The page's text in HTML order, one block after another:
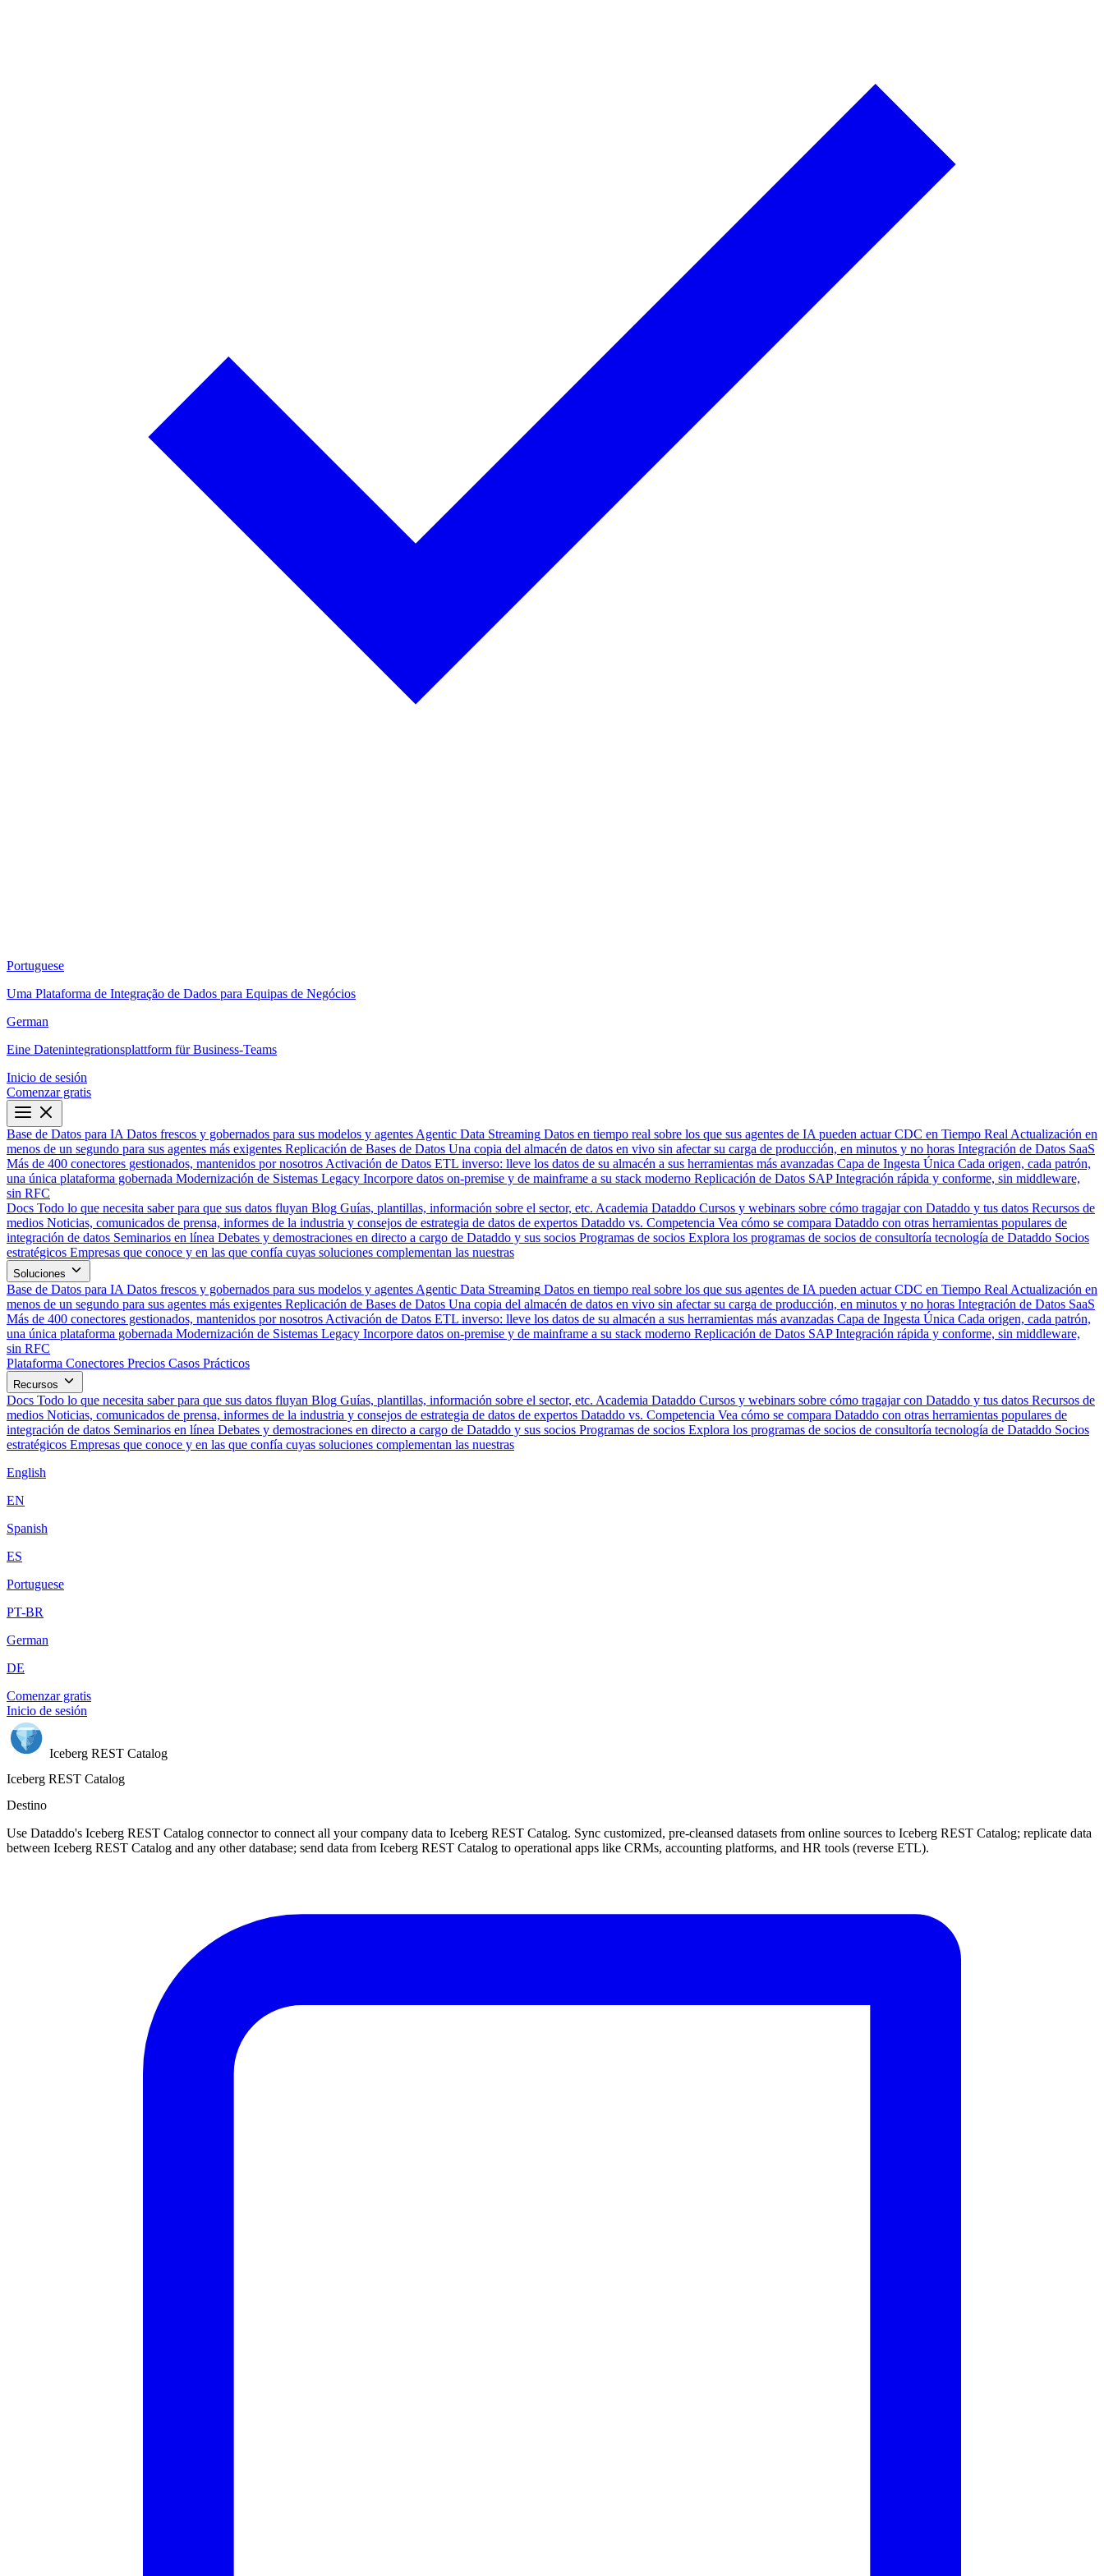
Portuguese
Uma Plataforma de Integração de Dados para Equipas de Negócios
German
Eine Datenintegrationsplattform für Business-Teams
Inicio de sesión
Comenzar gratis
Base de Datos para IA Datos frescos y gobernados para sus modelos y agentes Agentic Data Streaming Datos en tiempo real sobre los que sus agentes de IA pueden actuar CDC en Tiempo Real Actualización en
menos de un segundo para sus agentes más exigentes Replicación de Bases de Datos Una copia del almacén de datos en vivo sin afectar su carga de producción, en minutos y no horas Integración de Datos SaaS
Más de 400 conectores gestionados, mantenidos por nosotros Activación de Datos ETL inverso: lleve los datos de su almacén a sus herramientas más avanzadas Capa de Ingesta Única Cada origen, cada patrón,
una única plataforma gobernada Modernización de Sistemas Legacy Incorpore datos on-premise y de mainframe a su stack moderno Replicación de Datos SAP Integración rápida y conforme, sin middleware,
sin RFC
Docs Todo lo que necesita saber para que sus datos fluyan Blog Guías, plantillas, información sobre el sector, etc. Academia Dataddo Cursos y webinars sobre cómo tragajar con Dataddo y tus datos Recursos de
medios Noticias, comunicados de prensa, informes de la industria y consejos de estrategia de datos de expertos Dataddo vs. Competencia Vea cómo se compara Dataddo con otras herramientas populares de
integración de datos Seminarios en línea Debates y demostraciones en directo a cargo de Dataddo y sus socios Programas de socios Explora los programas de socios de consultoría tecnología de Dataddo Socios
estratégicos Empresas que conoce y en las que confía cuyas soluciones complementan las nuestras
Soluciones
Base de Datos para IA Datos frescos y gobernados para sus modelos y agentes Agentic Data Streaming Datos en tiempo real sobre los que sus agentes de IA pueden actuar CDC en Tiempo Real Actualización en
menos de un segundo para sus agentes más exigentes Replicación de Bases de Datos Una copia del almacén de datos en vivo sin afectar su carga de producción, en minutos y no horas Integración de Datos SaaS
Más de 400 conectores gestionados, mantenidos por nosotros Activación de Datos ETL inverso: lleve los datos de su almacén a sus herramientas más avanzadas Capa de Ingesta Única Cada origen, cada patrón,
una única plataforma gobernada Modernización de Sistemas Legacy Incorpore datos on-premise y de mainframe a su stack moderno Replicación de Datos SAP Integración rápida y conforme, sin middleware,
sin RFC
Plataforma Conectores Precios Casos Prácticos
Recursos
Docs Todo lo que necesita saber para que sus datos fluyan Blog Guías, plantillas, información sobre el sector, etc. Academia Dataddo Cursos y webinars sobre cómo tragajar con Dataddo y tus datos Recursos de
medios Noticias, comunicados de prensa, informes de la industria y consejos de estrategia de datos de expertos Dataddo vs. Competencia Vea cómo se compara Dataddo con otras herramientas populares de
integración de datos Seminarios en línea Debates y demostraciones en directo a cargo de Dataddo y sus socios Programas de socios Explora los programas de socios de consultoría tecnología de Dataddo Socios
estratégicos Empresas que conoce y en las que confía cuyas soluciones complementan las nuestras
English
EN
Spanish
ES
Portuguese
PT-BR
German
DE
Comenzar gratis
Inicio de sesión
Iceberg REST Catalog
Iceberg REST Catalog
Destino
Use Dataddo's Iceberg REST Catalog connector to connect all your company data to Iceberg REST Catalog. Sync customized, pre-cleansed datasets from online sources to Iceberg REST Catalog; replicate data
between Iceberg REST Catalog and any other database; send data from Iceberg REST Catalog to operational apps like CRMs, accounting platforms, and HR tools (reverse ETL).